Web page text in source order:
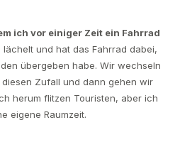
ich vor einiger Zeit ein Fahrrad
lächelt und hat das Fahrrad dabei,
übergeben habe. Wir wechseln
Zufall und dann gehen wir
herum flitzen Touristen, aber ich
eigene Raumzeit.